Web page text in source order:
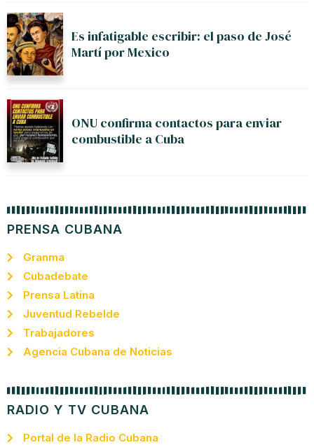
Es infatigable escribir: el paso de José
Martí por Mexico
ONU confirma contactos para enviar
combustible a Cuba
PRENSA CUBANA
Granma
Cubadebate
Prensa Latina
Juventud Rebelde
Trabajadores
Agencia Cubana de Noticias
RADIO Y TV CUBANA
Portal de la Radio Cubana